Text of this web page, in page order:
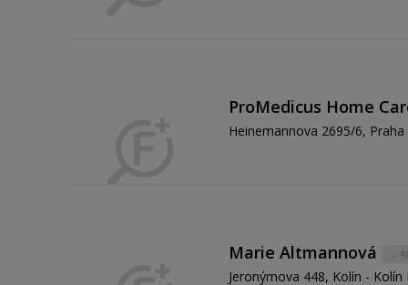
ProMedicus Home
Heinemannova 2695/6,
Marie Altmannová -
Jeronýmova 448, Kolín - Kolín